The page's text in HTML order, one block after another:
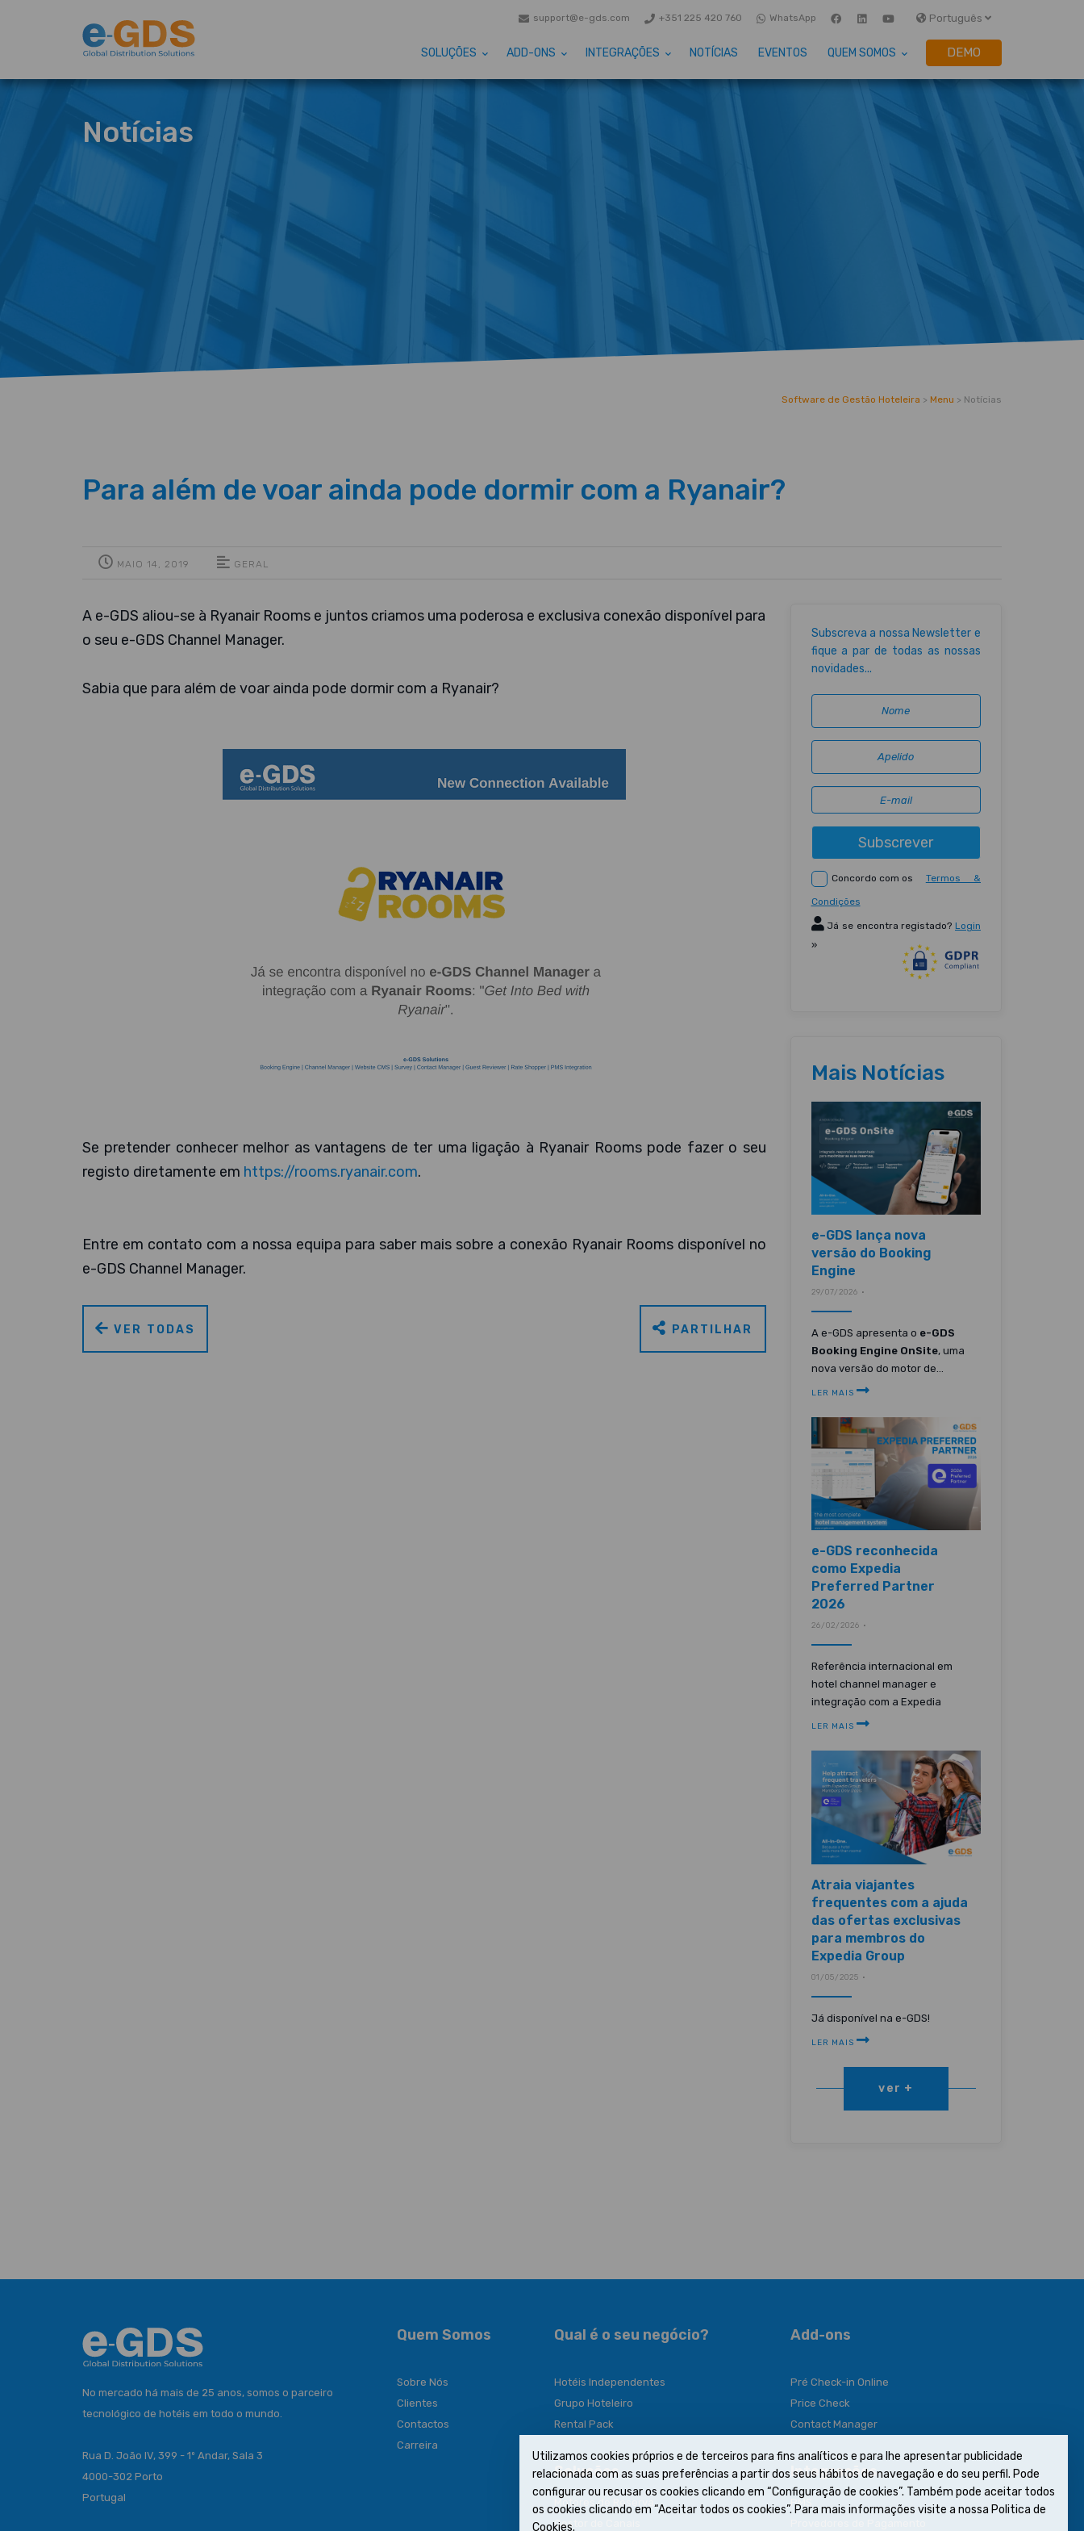
support@e-gds.com +351 225 420 760 WhatsApp Português
SOLUÇÕES ADD-ONS INTEGRAÇÕES NOTÍCIAS EVENTOS QUEM SOMOS DEMO
Notícias
Software de Gestão Hoteleira > Menu > Notícias
Para além de voar ainda pode dormir com a Ryanair?
MAIO 14, 2019 GERAL
A e-GDS aliou-se à Ryanair Rooms e juntos criamos uma poderosa e exclusiva conexão disponível para
o seu e-GDS Channel Manager.
Sabia que para além de voar ainda pode dormir com a Ryanair?
Se pretender conhecer melhor as vantagens de ter uma ligação à Ryanair Rooms pode fazer o seu
registo diretamente em https://rooms.ryanair.com.
Entre em contato com a nossa equipa para saber mais sobre a conexão Ryanair Rooms disponível no
e-GDS Channel Manager.
VER TODAS PARTILHAR
Subscreva a nossa Newsletter e
fique a par de todas as nossas
novidades...
Subscrever
Concordo com os Termos &
Condições
Já se encontra registado? Login
»
Mais Notícias
e-GDS lança nova
versão do Booking
Engine
29/07/2026 •
A e-GDS apresenta o e-GDS
Booking Engine OnSite, uma
nova versão do motor de...
LER MAIS
e-GDS reconhecida
como Expedia
Preferred Partner
2026
26/02/2026 •
Referência internacional em
hotel channel manager e
integração com a Expedia
LER MAIS
Atraia viajantes
frequentes com a ajuda
das ofertas exclusivas
para membros do
Expedia Group
01/05/2025 •
Já disponível na e-GDS!
LER MAIS
ver +
No mercado há mais de 25 anos, somos o parceiro
tecnológico de hotéis em todo o mundo.
Rua D. João IV, 399 - 1º Andar, Sala 3
4000-302 Porto
Portugal
Quem Somos
Sobre Nós
Clientes
Contactos
Carreira
Qual é o seu negócio?
Hotéis Independentes
Grupo Hoteleiro
Rental Pack
Soluções
Motores de Reserva
Gestor de Canais
Add-ons
Pré Check-in Online
Price Check
Contact Manager
Integrações
PMS
Utilizamos cookies próprios e de terceiros para fins analíticos e para lhe apresentar publicidade
relacionada com as suas preferências a partir dos seus hábitos de navegação e do seu perfil. Pode
configurar ou recusar os cookies clicando em “Configuração de cookies”. Também pode aceitar todos
os cookies clicando em “Aceitar todos os cookies”. Para mais informações visite a nossa Politica de
Cookies.